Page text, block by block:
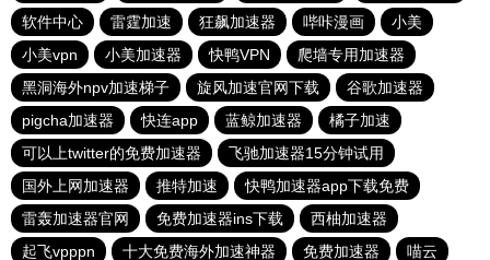
软件中心
雷霆加速 狂飙加速器 哔咔漫画
小美
小美vpn
小美加速器 快鸭VPN
爬墙专用加速器
黑洞海外npv加速梯子
旋风加速官网下载
谷歌加速器
pigcha加速器
快连app 蓝鲸加速器
橘子加速
可以上twitter的免费加速器
飞驰加速器15分钟试用
国外上网加速器
推特加速
快鸭加速器app下载免费
雷轰加速器官网
免费加速器ins下载
西柚加速器
起飞vpppn
十大免费海外加速神器 免费加速器 喵云